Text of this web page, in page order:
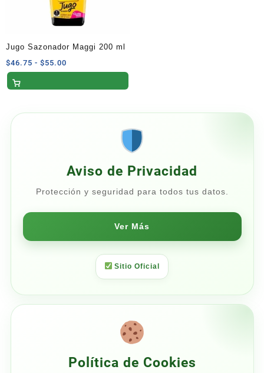
Jugo Sazonador Maggi 200 ml
$46.75 - $55.00
de
$46.75
Aviso de Privacidad
Protección y seguridad para todos tus datos.
Ver Más
Sitio Oficial
Política de Cookies